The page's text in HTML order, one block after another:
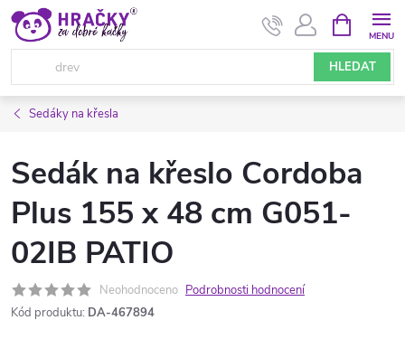
Přejít
obsah
HLEDAT
NÁKUPNÍ
KOŠÍK
Sedáky na křesla
Sedák na křeslo Cordoba
Plus 155 x 48 cm G051-
02IB PATIO
Neohodnoceno Podrobnosti hodnocení
Kód produktu: DA-467894